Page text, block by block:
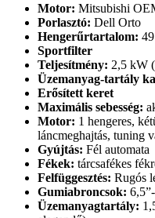
Motor: Mitsubishi
Porlasztó: Dell Orto
Hengerűrtartalom:
Sportfilter
Teljesítmény: 2,5 kW
Üzemanyag-tartály
Erősített keret
Maximális sebesség:
Motor: 1 hengeres,
láncmeghajtás, tuning
Gyújtás: Fél automata
Fékek: tárcsafékes
Felfüggesztés: Rugós
Gumiabroncsok:
Üzemanyagtartály: